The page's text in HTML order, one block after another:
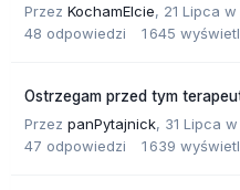
Przez KochamElcie, 21 Lipca w
48 odpowiedzi 1 645
Ostrzegam przed tym
Przez panPytajnick, 31 Lipca w
47 odpowiedzi 1 639